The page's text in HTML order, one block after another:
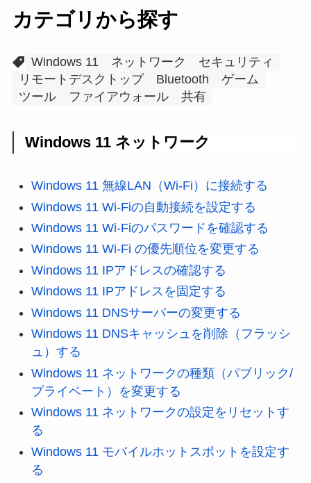
カテゴリから探す
Windows 11 ネットワーク
セキュリティ
リモートデスクトップ
Bluetooth
ゲーム
ツール
ファイアウォール 共有
Windows 11 ネットワーク
Windows 11 無線LAN（Wi-Fi）に接続する
Windows 11 Wi-Fiの自動接続を設定する
Windows 11 Wi-Fiのパスワードを確認する
Windows 11 Wi-Fi の優先順位を変更する
Windows 11 IPアドレスの確認する
Windows 11 IPアドレスを固定する
Windows 11 DNSサーバーの変更する
Windows 11 DNSキャッシュを削除（フラッシ
ュ）する
Windows 11 ネットワークの種類（パブリック/
プライベート）を変更する
Windows 11 ネットワークの設定をリセットす
る
Windows 11 モバイルホットスポットを設定す
る